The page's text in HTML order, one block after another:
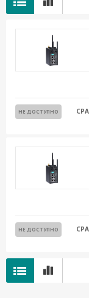
НЕ ДОСТУПНО
НЕ ДОСТУПНО